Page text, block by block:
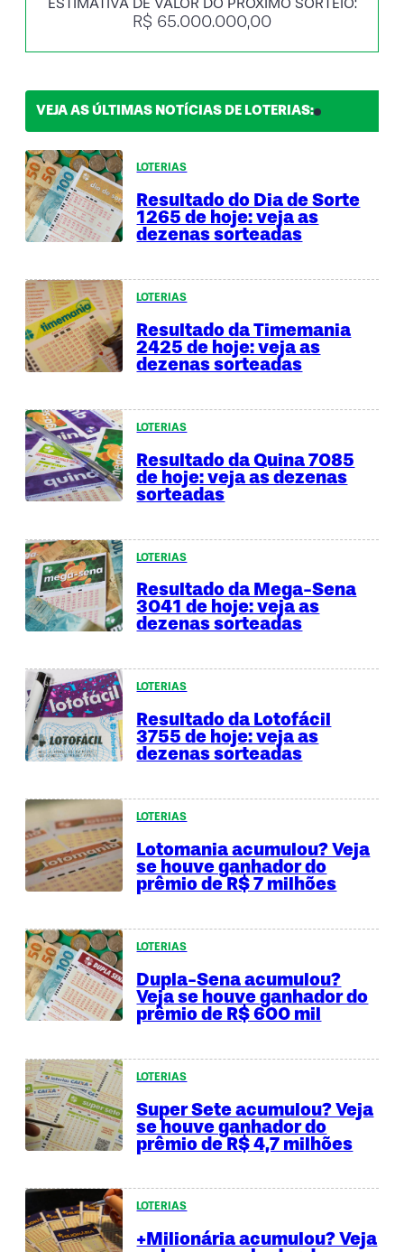
ESTIMATIVA DE VALOR DO PRÓXIMO SORTEIO:
R$ 65.000.000,00
VEJA AS ÚLTIMAS NOTÍCIAS DE LOTERIAS:
LOTERIAS
Resultado do Dia de Sorte
1265 de hoje: veja as
dezenas sorteadas
LOTERIAS
Resultado da Timemania
2425 de hoje: veja as
dezenas sorteadas
LOTERIAS
Resultado da Quina 7085
de hoje: veja as dezenas
sorteadas
LOTERIAS
Resultado da Mega-Sena
3041 de hoje: veja as
dezenas sorteadas
LOTERIAS
Resultado da Lotofácil
3755 de hoje: veja as
dezenas sorteadas
LOTERIAS
Lotomania acumulou? Veja
se houve ganhador do
prêmio de R$ 7 milhões
LOTERIAS
Dupla-Sena acumulou?
Veja se houve ganhador do
prêmio de R$ 600 mil
LOTERIAS
Super Sete acumulou? Veja
se houve ganhador do
prêmio de R$ 4,7 milhões
LOTERIAS
+Milionária acumulou? Veja